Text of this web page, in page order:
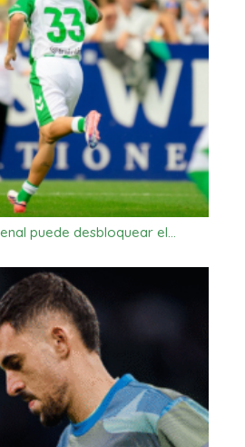
puede desbloquear el…